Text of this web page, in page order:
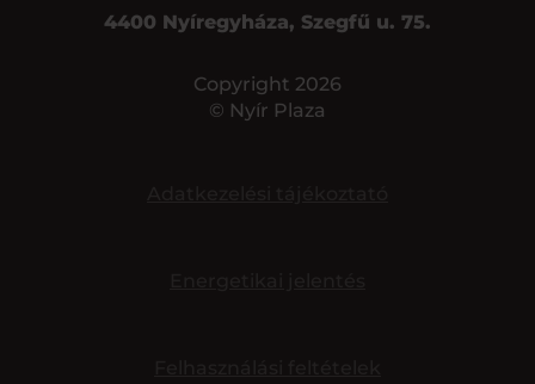
4400 Nyíregyháza, Szegfű u. 75.
Copyright 2026
© Nyír Plaza